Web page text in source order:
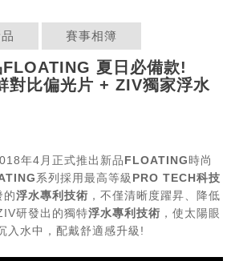
賽事相簿
夏日必備款!
對比偏光片 + ZIV獨家浮水
年4月正式推出新品FLOATING時尚
系列採用最高等級 PRO TECH科技
的浮水專利技術 ，不僅清晰度躍昇、降低
研發出的獨特浮水專利技術 ，使太陽眼
入水中，配戴舒適感升級!